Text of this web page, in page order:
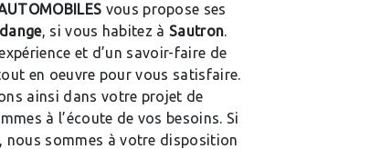
vous propose ses
, si vous habitez àSautron.
et d’un savoir-faire de
en oeuvre pour vous satisfaire.
ainsi dans votre projet de
à l’écoute de vos besoins. Si
, nous sommes à votre disposition